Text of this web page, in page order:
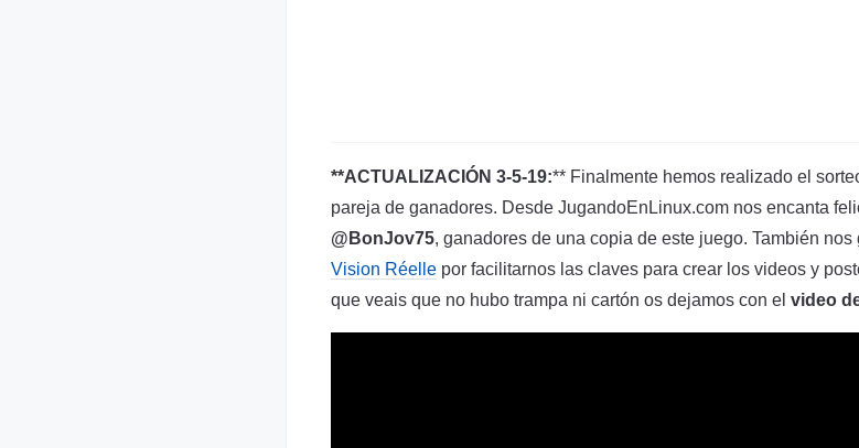
**ACTUALIZACIÓN 3-5-19:** Finalmente hemos realizado el
pareja de ganadores. Desde JugandoEnLinux.com nos encanta
@BonJov75, ganadores de una copia de este juego. También
Vision Réelle por facilitarnos las claves para crear los videos y
que veais que no hubo trampa ni cartón os dejamos con el video